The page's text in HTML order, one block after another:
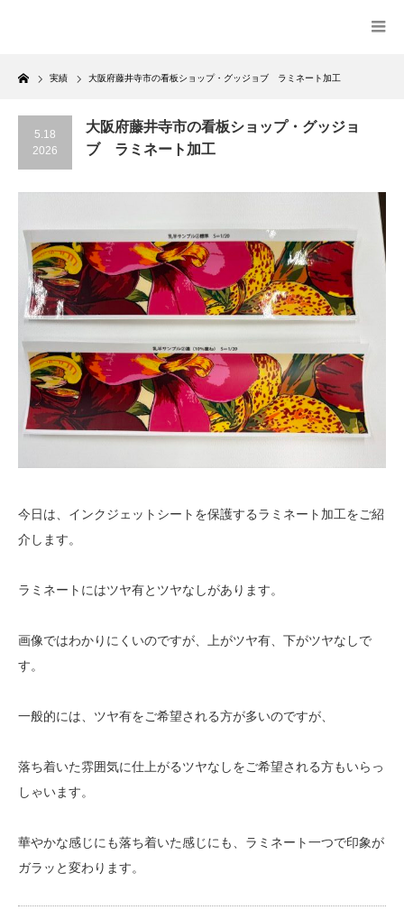
Home
実績 大阪府藤井寺市の看板ショップ・グッジョブ ラミネート加工
5.18
2026
大阪府藤井寺市の看板ショップ・グッジョ
ブ ラミネート加工
今日は、インクジェットシートを保護するラミネート加工をご紹
介します。
ラミネートにはツヤ有とツヤなしがあります。
画像ではわかりにくいのですが、上がツヤ有、下がツヤなしで
す。
一般的には、ツヤ有をご希望される方が多いのですが、
落ち着いた雰囲気に仕上がるツヤなしをご希望される方もいらっ
しゃいます。
華やかな感じにも落ち着いた感じにも、ラミネート一つで印象が
ガラッと変わります。